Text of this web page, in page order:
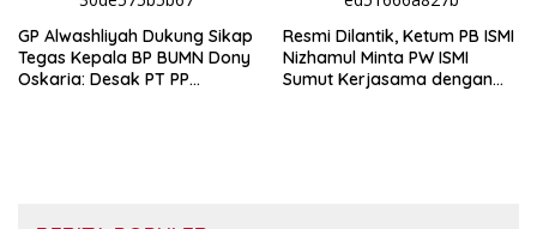
GP Alwashliyah Dukung Sikap
Tegas Kepala BP BUMN Dony
Oskaria: Desak PT PP
Resmi Dilantik, Ketum PB ISMI
Nizhamul Minta PW ISMI
Sumut Kerjasama dengan